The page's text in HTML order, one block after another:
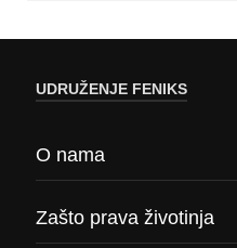
UDRUŽENJE FENIKS
O nama
Zašto prava životinja